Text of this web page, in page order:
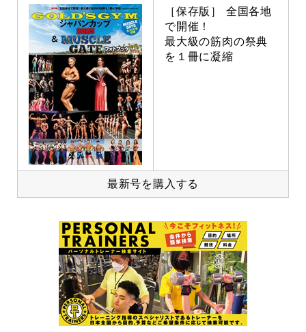
［保存版］ 全国各地
で開催！
最大級の筋肉の祭典
を１冊に凝縮
最新号を購入する